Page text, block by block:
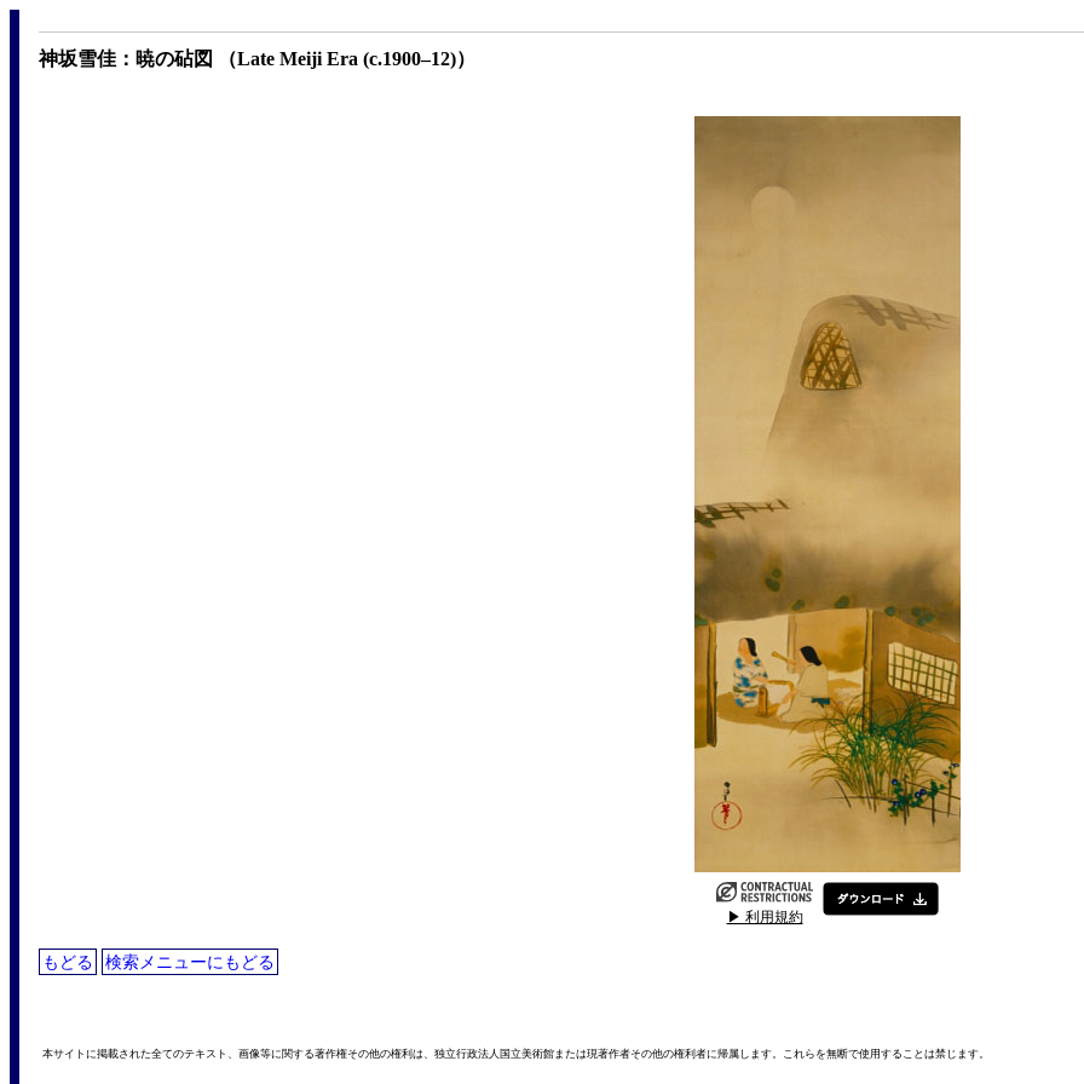
神坂雪佳：暁の砧図 （Late Meiji Era (c.1900–12)）
▶ 利用規約
もどる 検索メニューにもどる
本サイトに掲載された全てのテキスト、画像等に関する著作権その他の権利は、独立行政法人国立美術館または現著作者その他の権利者に帰属します。これらを無断で使用することは禁じます。